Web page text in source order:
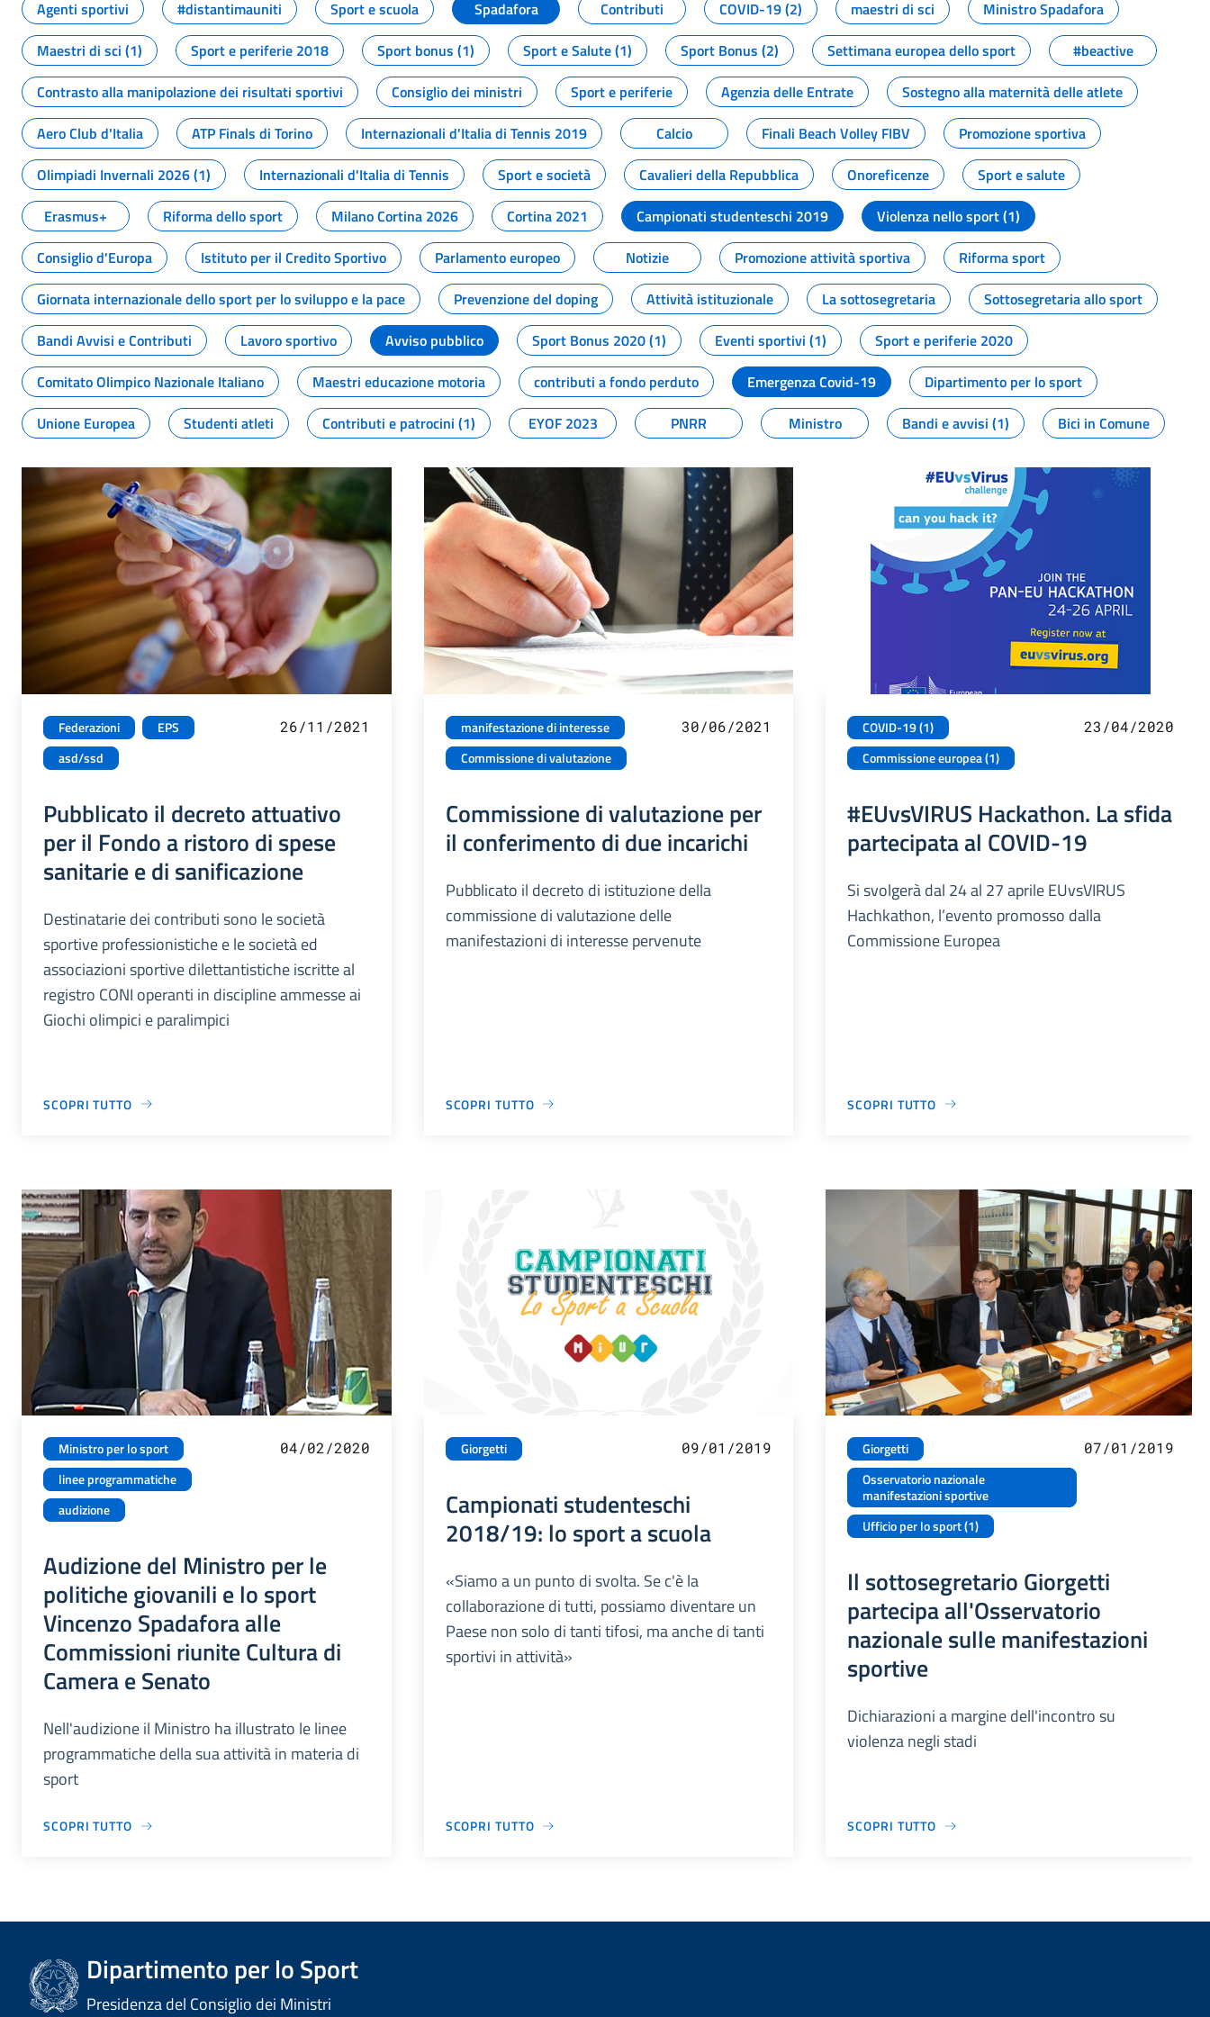
Agenti sportivi
#distantimauniti Sport e scuola Spadafora Contributi COVID-19 (2) maestri di sci
Ministro Spadafora
Maestri di sci (1)
Sport e periferie 2018 Sport bonus (1) Sport e Salute (1) Sport Bonus (2) Settimana europea dello sport
#beactive
Contrasto alla manipolazione dei risultati sportivi
Consiglio dei ministri Sport e periferie Agenzia delle Entrate
Sostegno alla maternità delle atlete
Aero Club d'Italia
ATP Finals di Torino Internazionali d'Italia di Tennis 2019 Calcio Finali Beach Volley FIBV
Promozione sportiva
Olimpiadi Invernali 2026 (1)
Internazionali d'Italia di Tennis Sport e società Cavalieri della Repubblica Onoreficenze
Sport e salute
Erasmus+
Riforma dello sport Milano Cortina 2026 Cortina 2021 Campionati studenteschi 2019
Violenza nello sport (1)
Consiglio d'Europa
Istituto per il Credito Sportivo Parlamento europeo Notizie Promozione attività sportiva
Riforma sport
Giornata internazionale dello sport per lo sviluppo e la pace
Prevenzione del doping Attività istituzionale La sottosegretaria
Sottosegretaria allo sport
Bandi Avvisi e Contributi
Lavoro sportivo Avviso pubblico Sport Bonus 2020 (1) Eventi sportivi (1)
Sport e periferie 2020
Comitato Olimpico Nazionale Italiano
Maestri educazione motoria contributi a fondo perduto Emergenza Covid-19
Dipartimento per lo sport
Unione Europea
Studenti atleti Contributi e patrocini (1) EYOF 2023 PNRR Ministro Bandi e avvisi (1) Bici in Comune
Federazioni
EPS
asd/ssd
26/11/2021
Pubblicato il decreto attuativo
per il Fondo a ristoro di spese
sanitarie e di sanificazione
Destinatarie dei contributi sono le società
sportive professionistiche e le società ed
associazioni sportive dilettantistiche iscritte al
registro CONI operanti in discipline ammesse ai
Giochi olimpici e paralimpici
SCOPRI TUTTO
manifestazione di interesse
Commissione di valutazione
30/06/2021
Commissione di valutazione per
il conferimento di due incarichi
Pubblicato il decreto di istituzione della
commissione di valutazione delle
manifestazioni di interesse pervenute
SCOPRI TUTTO
COVID-19 (1)
Commissione europea (1)
23/04/2020
#EUvsVIRUS Hackathon. La sfida
partecipata al COVID-19
Si svolgerà dal 24 al 27 aprile EUvsVIRUS
Hachkathon, l’evento promosso dalla
Commissione Europea
SCOPRI TUTTO
Ministro per lo sport
linee programmatiche
audizione
04/02/2020
Audizione del Ministro per le
politiche giovanili e lo sport
Vincenzo Spadafora alle
Commissioni riunite Cultura di
Camera e Senato
Nell'audizione il Ministro ha illustrato le linee
programmatiche della sua attività in materia di
sport
SCOPRI TUTTO
Giorgetti 09/01/2019
Campionati studenteschi
2018/19: lo sport a scuola
«Siamo a un punto di svolta. Se c'è la
collaborazione di tutti, possiamo diventare un
Paese non solo di tanti tifosi, ma anche di tanti
sportivi in attività»
SCOPRI TUTTO
Giorgetti
Osservatorio nazionale
manifestazioni sportive
Ufficio per lo sport (1)
07/01/2019
Il sottosegretario Giorgetti
partecipa all'Osservatorio
nazionale sulle manifestazioni
sportive
Dichiarazioni a margine dell'incontro su
violenza negli stadi
SCOPRI TUTTO
Dipartimento per lo Sport
Presidenza del Consiglio dei Ministri